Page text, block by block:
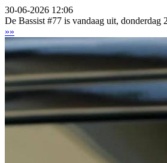
30-06-2026 12:06
De Bassist #77 is vandaag uit,
»»